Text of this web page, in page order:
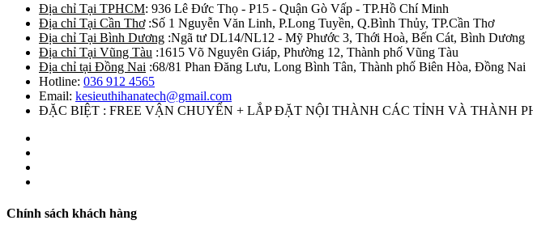
Địa chỉ Tại TPHCM: 936 Lê Đức Thọ - P15 - Quận Gò Vấp - TP.Hồ Chí Minh
Địa chỉ Tại Cần Thơ:Số 1 Nguyễn Văn Linh, P.Long Tuyền, Q.Bình Thủy, TP.Cần Thơ
Địa chỉ Tại Bình Dương :Ngã tư DL14/NL12 - Mỹ Phước 3, Thới Hoà, Bến Cát, Bình Dương
Địa chỉ Tại Vũng Tàu :1615 Võ Nguyên Giáp, Phường 12, Thành phố Vũng Tàu
Địa chỉ tại Đồng Nai :68/81 Phan Đăng Lưu, Long Bình Tân, Thành phố Biên Hòa, Đồng Nai
Hotline: 036 912 4565
Email: kesieuthihanatech@gmail.com
ĐẶC BIỆT : FREE VẬN CHUYỂN + LẮP ĐẶT NỘI THÀNH CÁC TỈNH VÀ THÀNH
Chính sách khách hàng